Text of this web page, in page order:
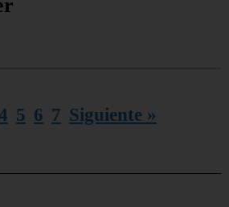
5 6 7 Siguiente »